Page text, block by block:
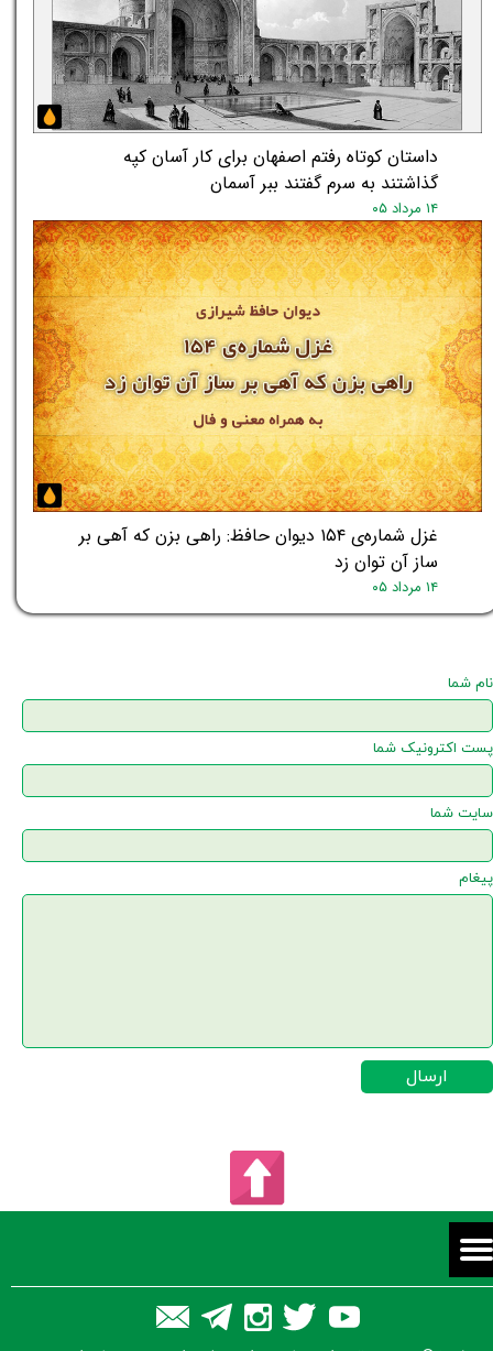
داستان کوتاه رفتم اصفهان برای کار آسان کپه
گذاشتند به سرم گفتند ببر آسمان
۱۴ مرداد ۰۵
غزل شماره‌ی ۱۵۴ دیوان حافظ: راهی بزن که آهی بر
ساز آن توان زد
۱۴ مرداد ۰۵
نام شما
پست اکترونیک شما
سایت شما
پیغام
ارسال